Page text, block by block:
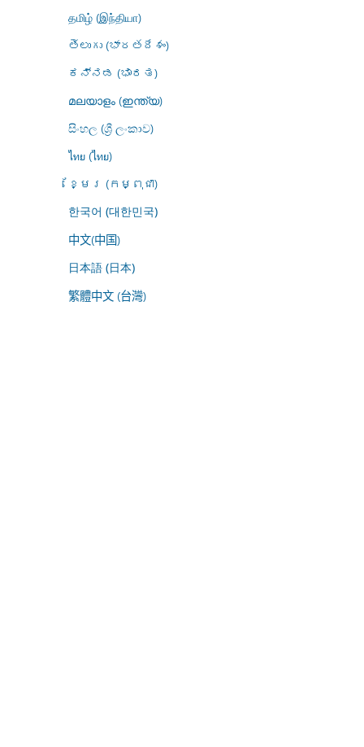
தமிழ் (இந்தியா)
తెలుగు (భారతదేశం)
ಕನ್ನಡ (ಭಾರತ)
മലയാളം (ഇന്ത്യ)
සිංහල (ශ්‍රී ලංකාව)
ไทย (ไทย)
ខ្មែរ (កម្ពុជា)
한국어 (대한민국)
中文(中国)
日本語 (日本)
繁體中文 (台灣)